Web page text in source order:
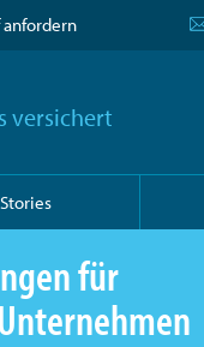
anfordern
versichert
für